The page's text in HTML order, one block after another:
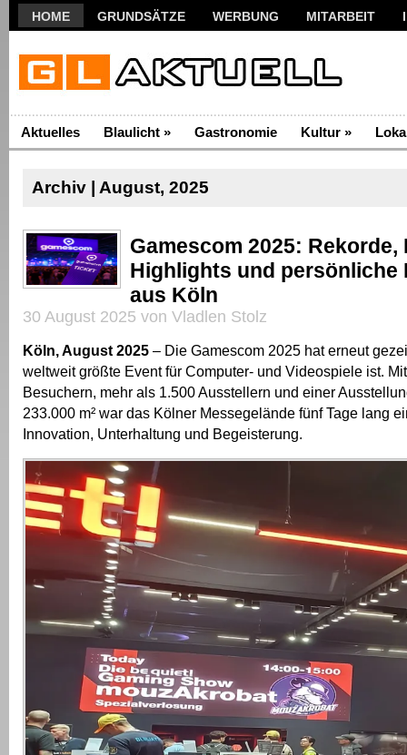
HOME GRUNDSÄTZE WERBUNG MITARBEIT
Aktuelles Blaulicht » Gastronomie Kultur »
Archiv | August, 2025
Gamescom 2025: Rekorde,
Highlights und persönliche
aus Köln
30 August 2025 von Vladlen Stolz
Köln, August 2025 – Die Gamescom 2025 hat erneut
weltweit größte Event für Computer- und Videospiele ist.
Besuchern, mehr als 1.500 Ausstellern und einer
233.000 m² war das Kölner Messegelände fünf Tage lang
Innovation, Unterhaltung und Begeisterung.